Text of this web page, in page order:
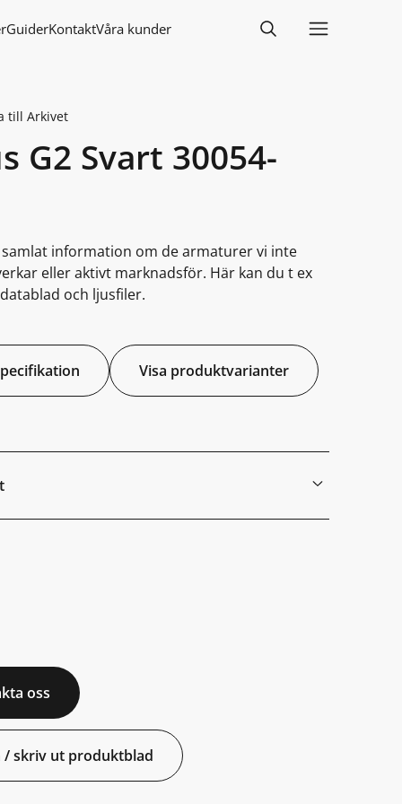
GuiderKontaktVåra kunder
till Arkivet
G2 Svart 30054-
information om de armaturer vi inte
eller aktivt marknadsför. Här kan du t ex
och ljusfiler.
Visa produktvarianter
oss
/ skriv ut produktblad